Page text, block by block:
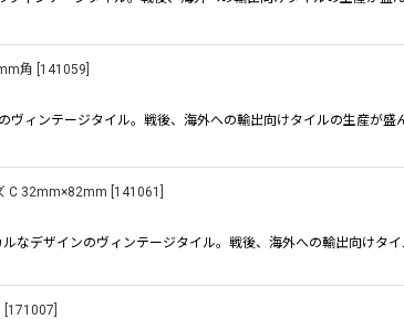
角 141059
ヴィンテージタイル。戦後、海外への輸出向けタイルの生産が
C 32mm×82mm 141061
なデザインのヴィンテージタイル。戦後、海外への輸出向け
171007